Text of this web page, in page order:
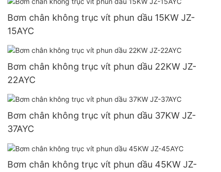
Bơm chân không trục vít phun dầu 15KW JZ-
15AYC
Bơm chân không trục vít phun dầu 22KW JZ-
22AYC
Bơm chân không trục vít phun dầu 37KW JZ-
37AYC
Bơm chân không trục vít phun dầu 45KW JZ-